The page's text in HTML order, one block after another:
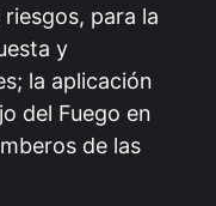
para la
y
la aplicación
del Fuego en
de las